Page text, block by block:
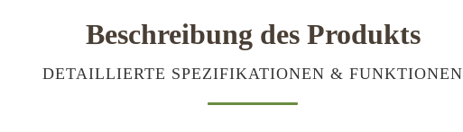
Beschreibung des Produkts
DETAILLIERTE SPEZIFIKATIONEN & FUNKTIONEN